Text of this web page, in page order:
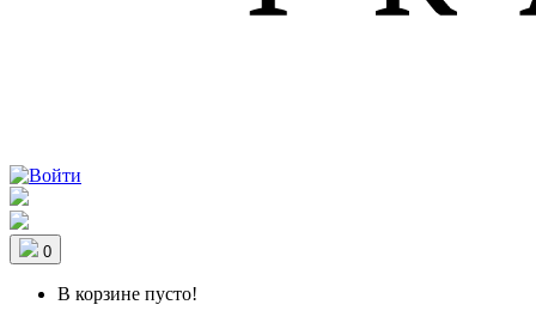
0
В корзине пусто!